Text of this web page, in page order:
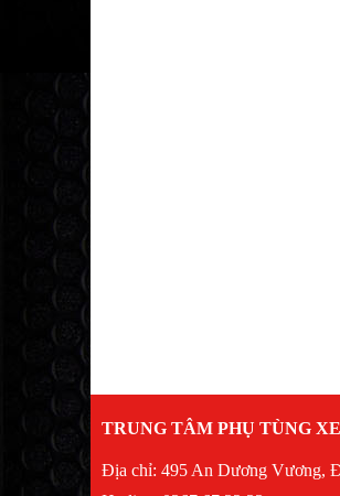
TRUNG TÂM PHỤ TÙNG
Địa chỉ: 495 An Dương Vương,